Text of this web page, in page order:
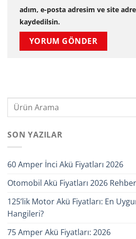
adım, e-posta adresim ve site
kaydedilsin.
SON YAZILAR
60 Amper İnci Akü Fiyatları 2026
Otomobil Akü Fiyatları 2026
125’lik Motor Akü Fiyatları: En
Hangileri?
75 Amper Akü Fiyatları: 2026